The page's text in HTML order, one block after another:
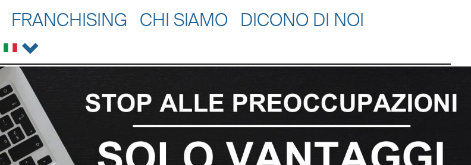
FRANCHISING CHI SIAMO
DICONO DI NOI